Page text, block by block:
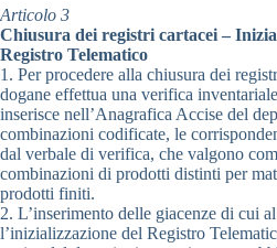
Articolo 3
Chiusura dei registri cartacei –
Registro Telematico
1. Per procedere alla chiusura dei
dogane effettua una verifica
inserisce nell’Anagrafica Accise del
combinazioni codificate, le
dal verbale di verifica, che valgono
combinazioni di prodotti distinti per
prodotti finiti.
2. L’inserimento delle giacenze di cui
l’inizializzazione del Registro